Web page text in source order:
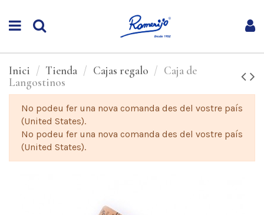
Inici Tienda Cajas regalo
Caja de
Langostinos
No podeu fer una nova comanda des del vostre país
(United States).
No podeu fer una nova comanda des del vostre país
(United States).